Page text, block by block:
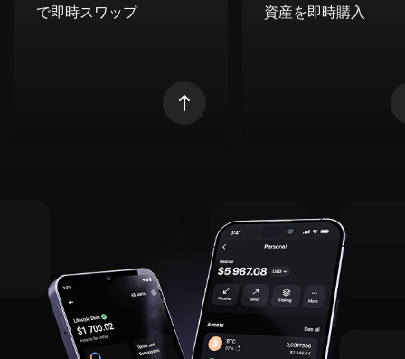
で即時スワップ
資産を即時購入